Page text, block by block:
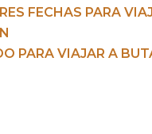
FECHAS PARA
PARA VIAJAR A